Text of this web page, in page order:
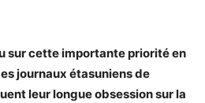
sur cette importante priorité en
journaux étasuniens de
leur longue obsession sur la